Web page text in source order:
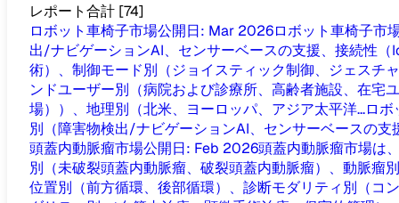
レポート合計 [74]
ロボット車椅子市場公開日: Mar 2026ロボット車椅子市
出/ナビゲーションAI、センサーベースの支援、接続性
術）、制御モード別（ジョイスティック制御、ジェスチ
ンドユーザー別（病院および診療所、高齢者施設、在宅
場））、地理別（北米、ヨーロッパ、アジア太平洋...ロ
別（障害物検出/ナビゲーションAI、センサーベースの支
頭蓋内動脈瘤市場公開日: Feb 2026頭蓋内動脈瘤市場は
別（未破裂頭蓋内動脈瘤、破裂頭蓋内動脈瘤）、動脈瘤
位置別（前方循環、後部循環）、診断モダリティ別（コ